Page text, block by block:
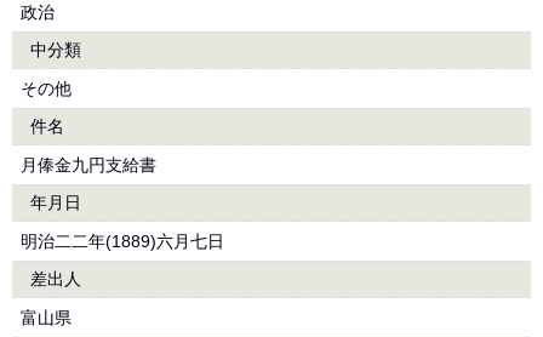
政治
中分類
その他
件名
月俸金九円支給書
年月日
明治二二年(1889)六月七日
差出人
富山県